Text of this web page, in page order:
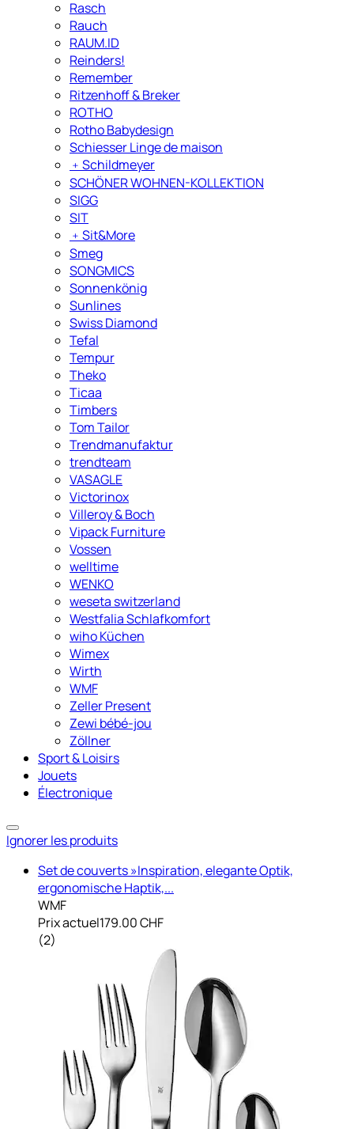
Rasch
Rauch
RAUM.ID
Reinders!
Remember
Ritzenhoff & Breker
ROTHO
Rotho Babydesign
Schiesser Linge de maison
﹢ Schildmeyer
SCHÖNER WOHNEN-KOLLEKTION
SIGG
SIT
﹢ Sit&More
Smeg
SONGMICS
Sonnenkönig
Sunlines
Swiss Diamond
Tefal
Tempur
Theko
Ticaa
Timbers
Tom Tailor
Trendmanufaktur
trendteam
VASAGLE
Victorinox
Villeroy & Boch
Vipack Furniture
Vossen
welltime
WENKO
weseta switzerland
Westfalia Schlafkomfort
wiho Küchen
Wimex
Wirth
WMF
Zeller Present
Zewi bébé-jou
Zöllner
Sport & Loisirs
Jouets
Électronique
Ignorer les produits
Set de couverts »Inspiration, elegante Optik,
ergonomische Haptik,...
WMF
Prix actuel179.00 CHF
(2)